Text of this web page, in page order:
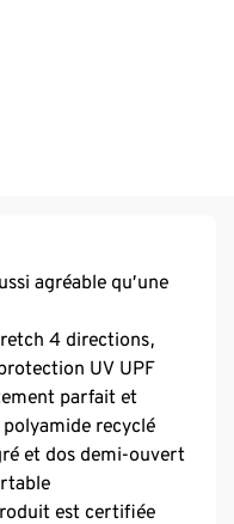
agréable qu’une
4 directions,
UV UPF
parfait et
recyclé
et dos demi-ouvert
est certifiée